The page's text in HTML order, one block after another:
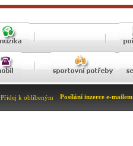
Přidej k oblíbeným Posílání inzerce e-mailem